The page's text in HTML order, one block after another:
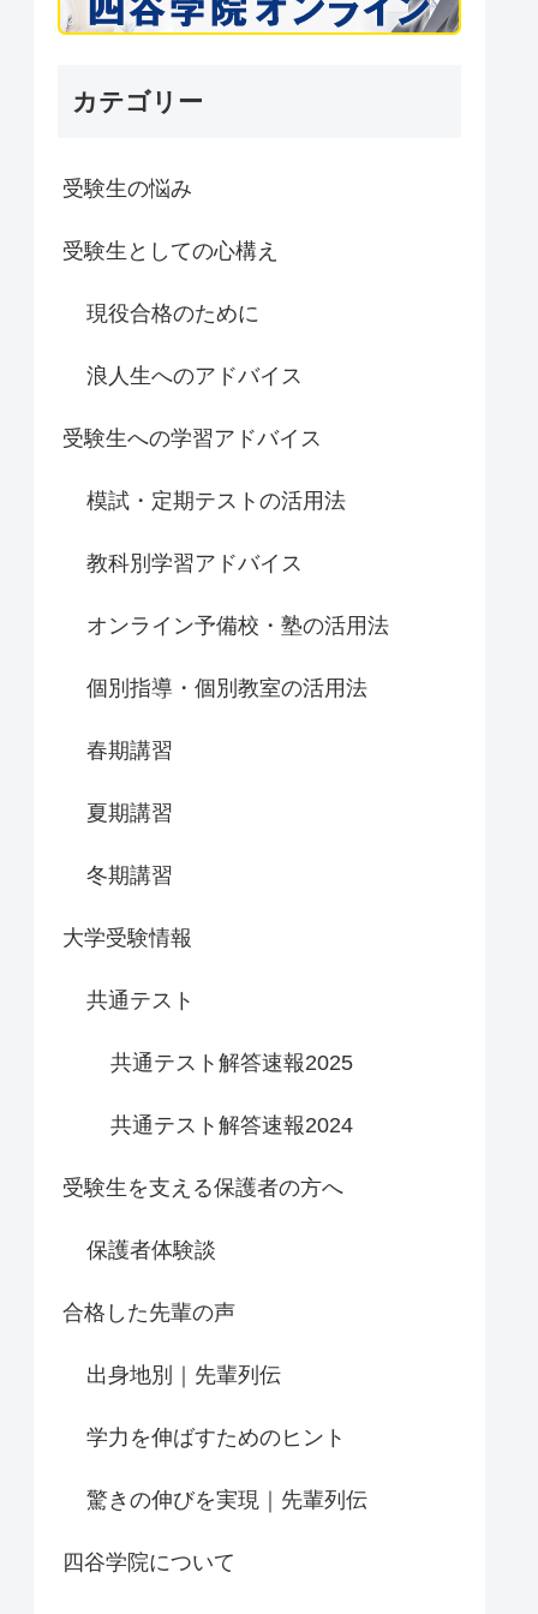
カテゴリー
受験生の悩み
受験生としての心構え
現役合格のために
浪人生へのアドバイス
受験生への学習アドバイス
模試・定期テストの活用法
教科別学習アドバイス
オンライン予備校・塾の活用法
個別指導・個別教室の活用法
春期講習
夏期講習
冬期講習
大学受験情報
共通テスト
共通テスト解答速報2025
共通テスト解答速報2024
受験生を支える保護者の方へ
保護者体験談
合格した先輩の声
出身地別｜先輩列伝
学力を伸ばすためのヒント
驚きの伸びを実現｜先輩列伝
四谷学院について